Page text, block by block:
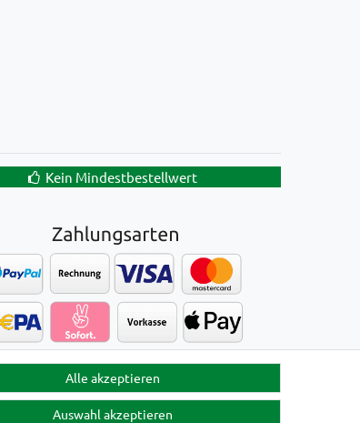
Kein Mindestbestellwert
Alle akzeptieren
Auswahl akzeptieren